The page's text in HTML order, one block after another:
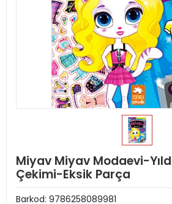
Miyav Miyav Modaevi-
Çekimi-Eksik Parça
Barkod: 9786258089981